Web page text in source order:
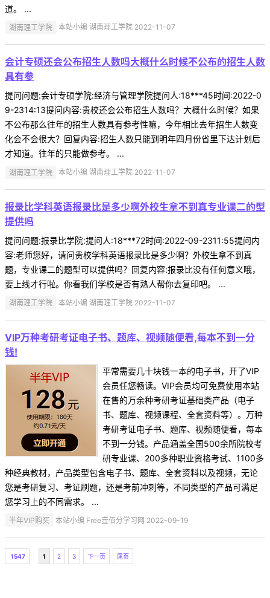
道。 ...
湖南理工学院 本站小编 湖南理工学院 2022-11-07
会计专硕还会公布招生人数吗大概什么时候不公布的招生人数
具有参
提问问题:会计专硕学院:经济与管理学院提问人:18***45时间:2022-0
9-2314:13提问内容:贵校还会公布招生人数吗？大概什么时候？如果
不公布那么往年的招生人数具有参考性嘛，今年相比去年招生人数变
化会不会很大？回复内容:招生人数只能到明年四月份省里下达计划后
才知道。往年的只能做参考。 ...
湖南理工学院 本站小编 湖南理工学院 2022-11-07
报录比学科英语报录比是多少啊外校生拿不到真专业课二的型
提供吗
提问问题:报录比学院:提问人:18***72时间:2022-09-2311:55提问内
容:老师您好，请问贵校学科英语报录比是多少啊？外校生拿不到真
题，专业课二的题型可以提供吗？回复内容:报录比没有任何意义哦，
要上线才行啦。你看我们学校是否有熟人帮你去复印吧。 ...
湖南理工学院 本站小编 湖南理工学院 2022-11-07
VIP万种考研考证电子书、题库、视频随便看,每本不到一分
钱!
平常需要几十块钱一本的电子书，开了VIP
会员任您畅读。VIP会员均可免费使用本站
在售的万余种考研考证基础类产品（电子
书、题库、视频课程、全套资料等）。万种
考研考证电子书、题库、视频随便看，每本
不到一分钱。产品涵盖全国500余所院校考
研专业课、200多种职业资格考试、1100多
种经典教材，产品类型包含电子书、题库、全套资料以及视频，无论
您是考研复习、考证刷题，还是考前冲刺等，不同类型的产品可满足
您学习上的不同需求。 ...
半年VIP购买 本站小编 Free壹佰分学习网 2022-09-19
1547 1 2 3 下一页 尾页